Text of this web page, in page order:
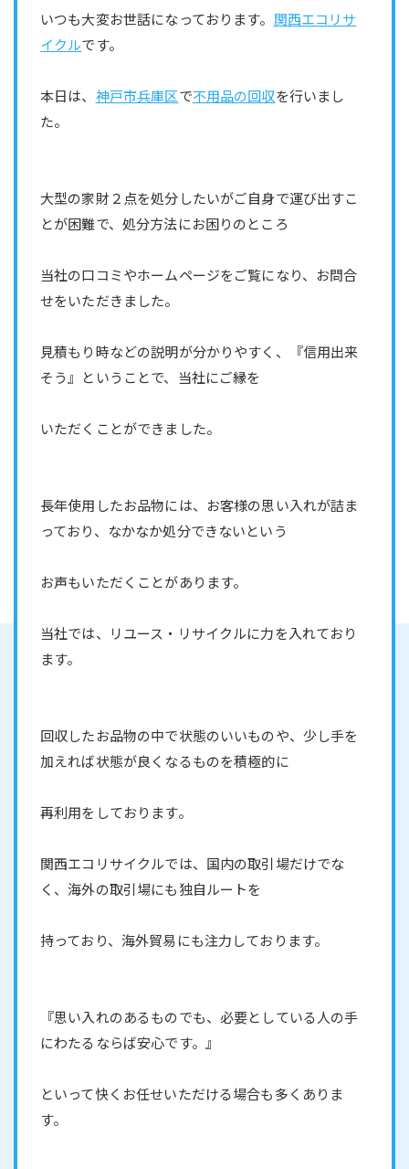
いつも大変お世話になっております。 関西エコリサ
イクルです。
本日は、 神戸市兵庫区で不用品の回収を行いまし
た。
大型の家財２点を処分したいがご自身で運び出すこ
とが困難で、処分方法にお困りのところ
当社の口コミやホームページをご覧になり、お問合
せをいただきました。
見積もり時などの説明が分かりやすく、『信用出来
そう』ということで、当社にご縁を
いただくことができました。
長年使用したお品物には、お客様の思い入れが詰ま
っており、なかなか処分できないという
お声もいただくことがあります。
当社では、リユース・リサイクルに力を入れており
ます。
回収したお品物の中で状態のいいものや、少し手を
加えれば状態が良くなるものを積極的に
再利用をしております。
関西エコリサイクルでは、国内の取引場だけでな
く、海外の取引場にも独自ルートを
持っており、海外貿易にも注力しております。
『思い入れのあるものでも、必要としている人の手
にわたるならば安心です。』
といって快くお任せいただける場合も多くありま
す。